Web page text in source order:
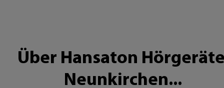
Über Hansaton
Neunkirchen...